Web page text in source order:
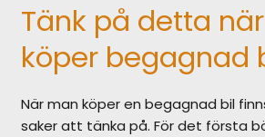
Tänk på detta
köper begagnad
När man köper en begagnad bil
saker att tänka på. För det första